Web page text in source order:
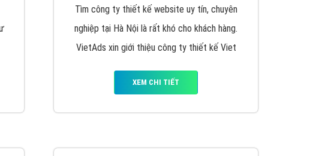
Tìm công ty thiết kế website uy tín, chuyên
nghiệp tại Hà Nội là rất khó cho khách hàng.
VietAds xin giới thiệu công ty thiết kế Viet
XEM CHI TIẾT